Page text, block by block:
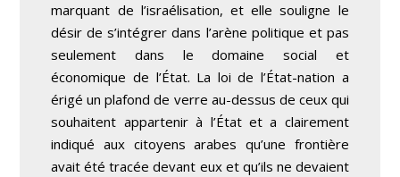
marquant de l’israélisation, et elle souligne le
désir de s’intégrer dans l’arène politique et pas
seulement dans le domaine social et
économique de l’État. La loi de l’État-nation a
érigé un plafond de verre au-dessus de ceux qui
souhaitent appartenir à l’État et a clairement
indiqué aux citoyens arabes qu’une frontière
avait été tracée devant eux et qu’ils ne devaient